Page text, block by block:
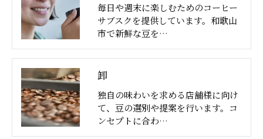
毎日や週末に楽しむためのコーヒー
サブスクを提供しています。和歌山
市で新鮮な豆を…
卸
独自の味わいを求める店舗様に向け
て、豆の選別や提案を行います。コ
ンセプトに合わ…